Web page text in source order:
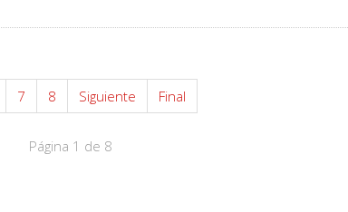
7 8 Siguiente Final
Página 1 de 8